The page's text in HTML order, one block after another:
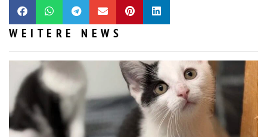
WEITERE NEWS